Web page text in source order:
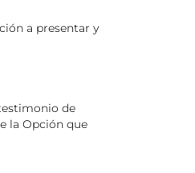
a presentar y
de
la Opción que